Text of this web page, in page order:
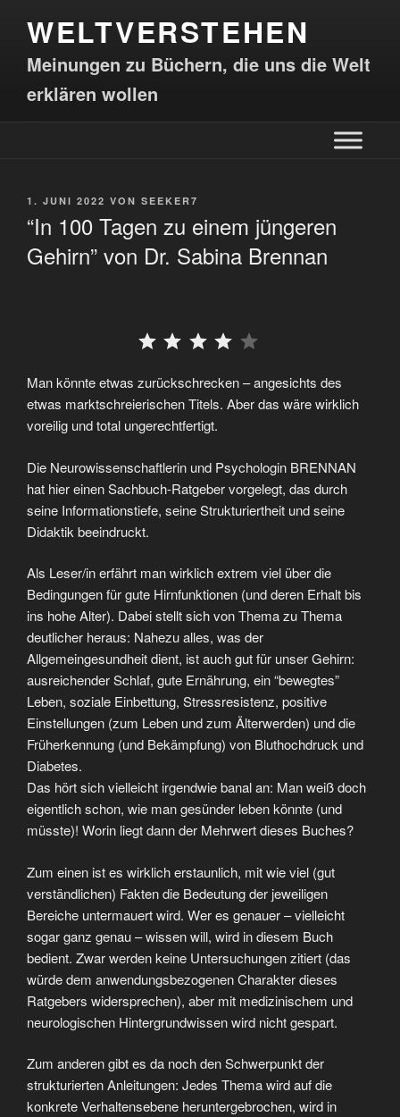
WELTVERSTEHEN
Meinungen zu Büchern, die uns die Welt
erklären wollen
1. JUNI 2022 VON SEEKER7
“In 100 Tagen zu einem jüngeren
Gehirn” von Dr. Sabina Brennan
Man könnte etwas zurückschrecken – angesichts des
etwas marktschreierischen Titels. Aber das wäre wirklich
voreilig und total ungerechtfertigt.
Die Neurowissenschaftlerin und Psychologin BRENNAN
hat hier einen Sachbuch-Ratgeber vorgelegt, das durch
seine Informationstiefe, seine Strukturiertheit und seine
Didaktik beeindruckt.
Als Leser/in erfährt man wirklich extrem viel über die
Bedingungen für gute Hirnfunktionen (und deren Erhalt bis
ins hohe Alter). Dabei stellt sich von Thema zu Thema
deutlicher heraus: Nahezu alles, was der
Allgemeingesundheit dient, ist auch gut für unser Gehirn:
ausreichender Schlaf, gute Ernährung, ein “bewegtes”
Leben, soziale Einbettung, Stressresistenz, positive
Einstellungen (zum Leben und zum Älterwerden) und die
Früherkennung (und Bekämpfung) von Bluthochdruck und
Diabetes.
Das hört sich vielleicht irgendwie banal an: Man weiß doch
eigentlich schon, wie man gesünder leben könnte (und
müsste)! Worin liegt dann der Mehrwert dieses Buches?
Zum einen ist es wirklich erstaunlich, mit wie viel (gut
verständlichen) Fakten die Bedeutung der jeweiligen
Bereiche untermauert wird. Wer es genauer – vielleicht
sogar ganz genau – wissen will, wird in diesem Buch
bedient. Zwar werden keine Untersuchungen zitiert (das
würde dem anwendungsbezogenen Charakter dieses
Ratgebers widersprechen), aber mit medizinischem und
neurologischen Hintergrundwissen wird nicht gespart.
Zum anderen gibt es da noch den Schwerpunkt der
strukturierten Anleitungen: Jedes Thema wird auf die
konkrete Verhaltensebene heruntergebrochen, wird in